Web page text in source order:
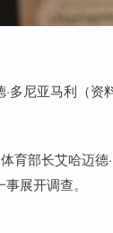
尼亚马利（资
育部长艾哈迈
展开调查。